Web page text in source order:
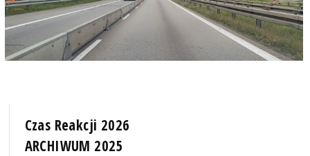
Czas Reakcji 2026
ARCHIWUM 2025